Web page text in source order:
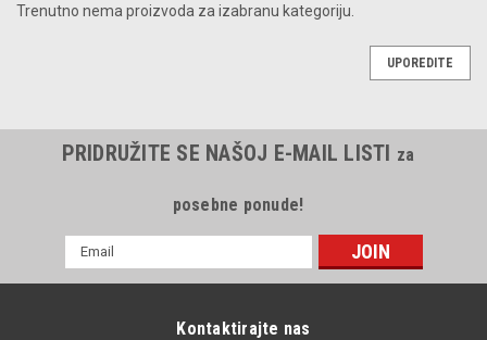
Trenutno nema proizvoda za izabranu kategoriju.
UPOREDITE
PRIDRUŽITE SE NAŠOJ E-MAIL LISTI za
posebne ponude!
mail
Kontaktirajte nas